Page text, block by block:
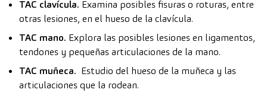
TAC clavícula. Examina posibles fisuras o roturas, entre
otras lesiones, en el hueso de la clavícula.
TAC mano. Explora las posibles lesiones en ligamentos,
tendones y pequeñas articulaciones de la mano.
TAC muñeca. Estudio del hueso de la muñeca y las
articulaciones que la rodean.